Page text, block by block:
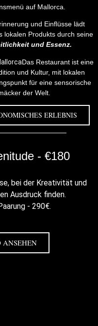
auf Mallorca.
und Einflüsse lädt
lokalen Produkts durch seine
und Essenz.
Das Restaurant ist eine
und Kultur, mit lokalen
für eine sensorische
der Welt.
ERLEBNIS
- €180
bei der Kreativität und
Ausdruck finden.
- 290€.